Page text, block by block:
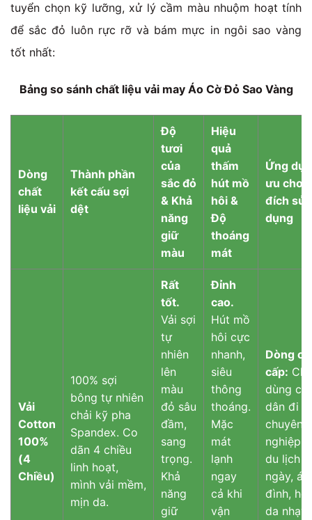
tuyển chọn kỹ lưỡng, xử lý cầm màu nhuộm hoạt tính
để sắc đỏ luôn rực rỡ và bám mực in ngôi sao vàng
tốt nhất:
Bảng so sánh chất liệu vải may Áo Cờ Đỏ Sao Vàng
Dòng
chất
liệu vải
Thành phần
kết cấu sợi
dệt
Độ
tươi
của
sắc đỏ
& Khả
năng
giữ
màu
Hiệu
quả
thấm
hút mồ
hôi &
Độ
thoáng
mát
Ứng
ưu cho
đích sử
dụng
Vải
Cotton
100%
(4
Chiều)
100% sợi
bông tự nhiên
chải kỹ pha
Spandex. Co
dãn 4 chiều
linh hoạt,
mình vải mềm,
mịn da.
Rất
tốt.
Vải sợi
tự
nhiên
lên
màu
đỏ sâu
đầm,
sang
trọng.
Khả
năng
giữ
Đỉnh
cao.
Hút mồ
hôi cực
nhanh,
siêu
thông
thoáng.
Mặc
mát
lạnh
ngay
cả khi
vận
Dòng
cấp:
dùng
dân đi
chuyên
nghiệp,
du lịch
ngày,
đình,
da nhạy